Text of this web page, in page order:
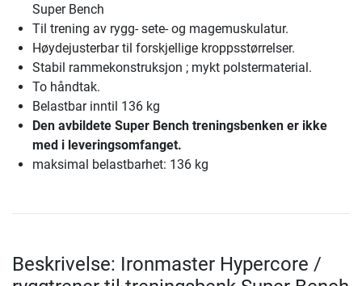
Super Bench
Til trening av rygg- sete- og magemuskulatur.
Høydejusterbar til forskjellige kroppsstørrelser.
Stabil rammekonstruksjon ; mykt polstermaterial.
To håndtak.
Belastbar inntil 136 kg
Den avbildete Super Bench treningsbenken er ikke
med i leveringsomfanget.
maksimal belastbarhet: 136 kg
Beskrivelse: Ironmaster Hypercore /